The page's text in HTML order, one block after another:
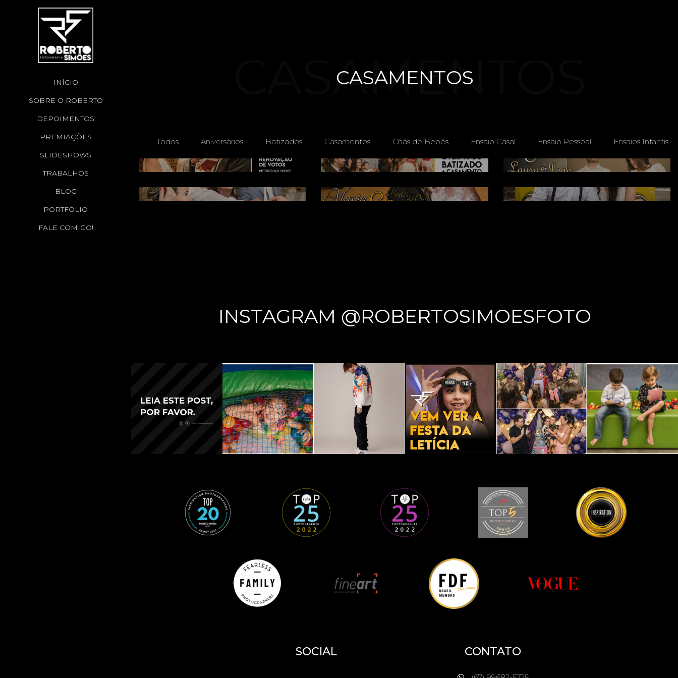
INÍCIO
SOBRE O ROBERTO
DEPOIMENTOS
PREMIAÇÕES
SLIDESHOWS
TRABALHOS
BLOG
PORTFÓLIO
FALE COMIGO!
CASAMENTOS
CASAMENTOS
Todos Aniversários Batizados Casamentos Chás de Bebês Ensaio Casal Ensaio Pessoal Ensaios Infantis /
INSTAGRAM @ROBERTOSIMOESFOTO
SOCIAL CONTATO